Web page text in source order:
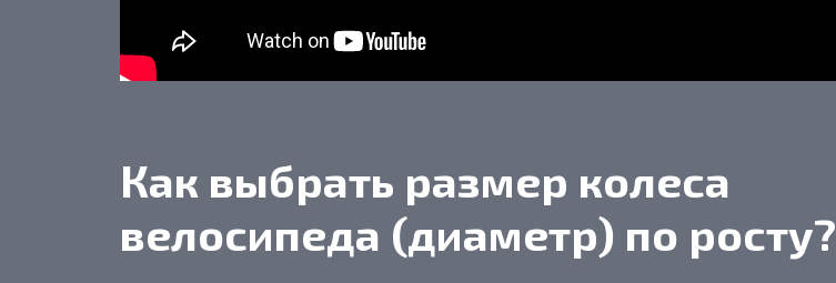
Как выбрать размер колеса
велосипеда (диаметр) по росту?